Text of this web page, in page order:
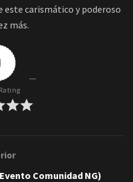
este carismático y poderoso
más.
Comunidad NG)